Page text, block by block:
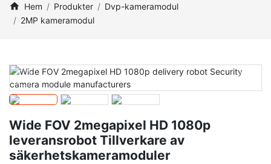
Hem Produkter
Dvp-kameramodul
2MP kameramodul
Wide FOV 2megapixel HD 1080p
leveransrobot Tillverkare av
säkerhetskameramoduler